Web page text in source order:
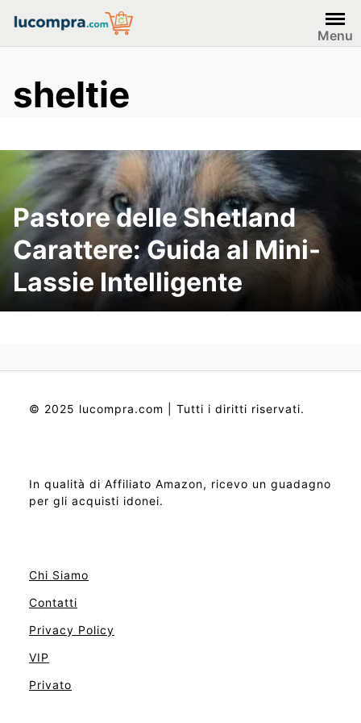
content
Menu
sheltie
Pastore delle Shetland
Carattere: Guida al Mini-
Lassie Intelligente
© 2025 lucompra.com | Tutti i diritti riservati.
In qualità di Affiliato Amazon, ricevo un guadagno
per gli acquisti idonei.
Chi Siamo
Contatti
Privacy Policy
VIP
Privato